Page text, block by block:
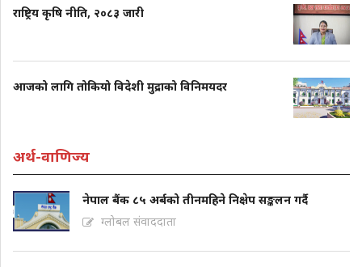
राष्ट्रिय कृषि नीति, २०८३ जारी
आजको लागि तोकियो विदेशी मुद्राको विनिमयदर
अर्थ-वाणिज्य
नेपाल बैंक ८५ अर्बको तीनमहिने निक्षेप सङ्कलन गर्दै
ग्लोबल संवाददाता